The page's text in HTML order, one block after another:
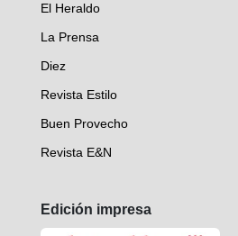
El Heraldo
La Prensa
Diez
Revista Estilo
Buen Provecho
Revista E&N
Edición impresa